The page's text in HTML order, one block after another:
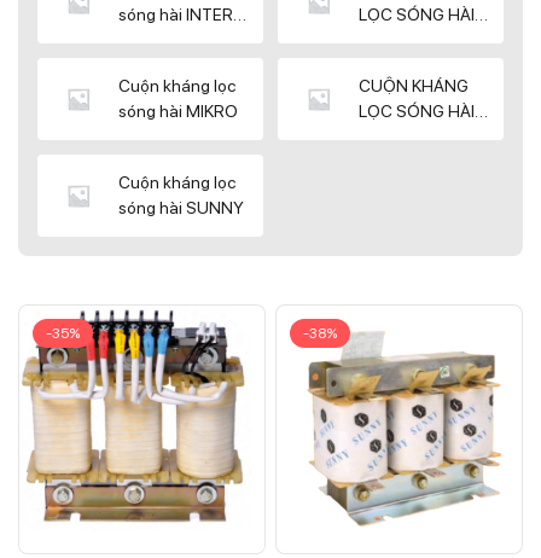
sóng hài INTER
LỌC SÓNG HÀI
Cuộn kháng lọc
sóng hài MIKRO
CUỘN KHÁNG
LỌC SÓNG HÀI
Cuộn kháng lọc
sóng hài SUNNY
-35% -38%